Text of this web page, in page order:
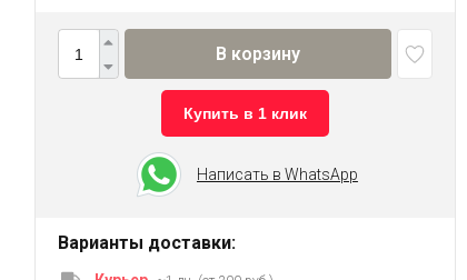
В корзину
Купить в 1 клик
Написать в WhatsApp
Варианты доставки: